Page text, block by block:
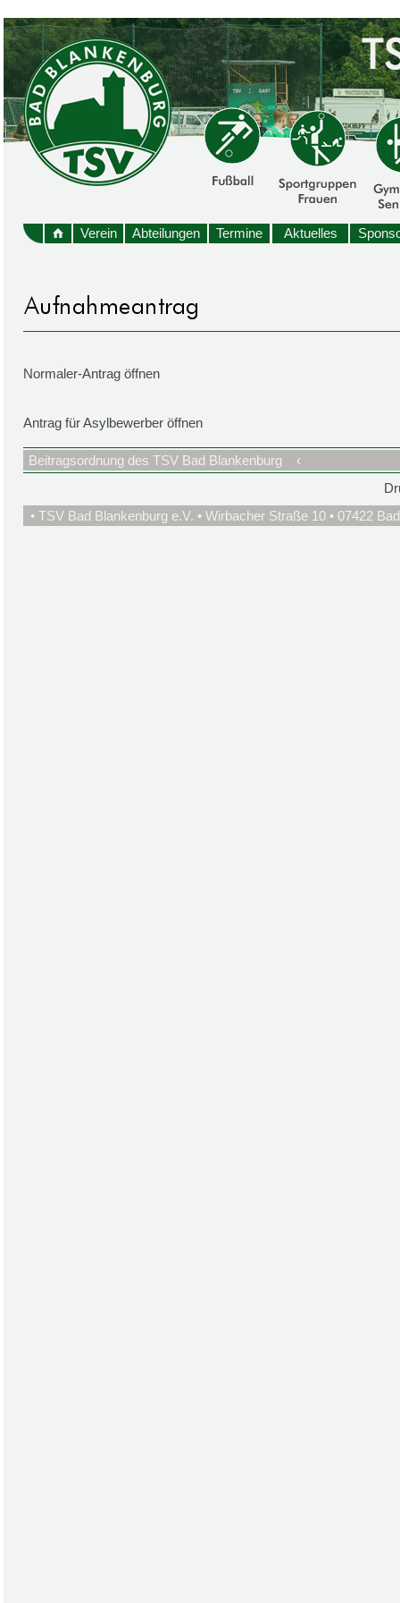
Verein Abteilungen Termine Aktuelles
Normaler-Antrag öffnen
Antrag für Asylbewerber öffnen
Beitragsordnung des TSV Bad Blankenburg
‹
• TSV Bad Blankenburg e.V. • Wirbacher Straße 10 • 07422